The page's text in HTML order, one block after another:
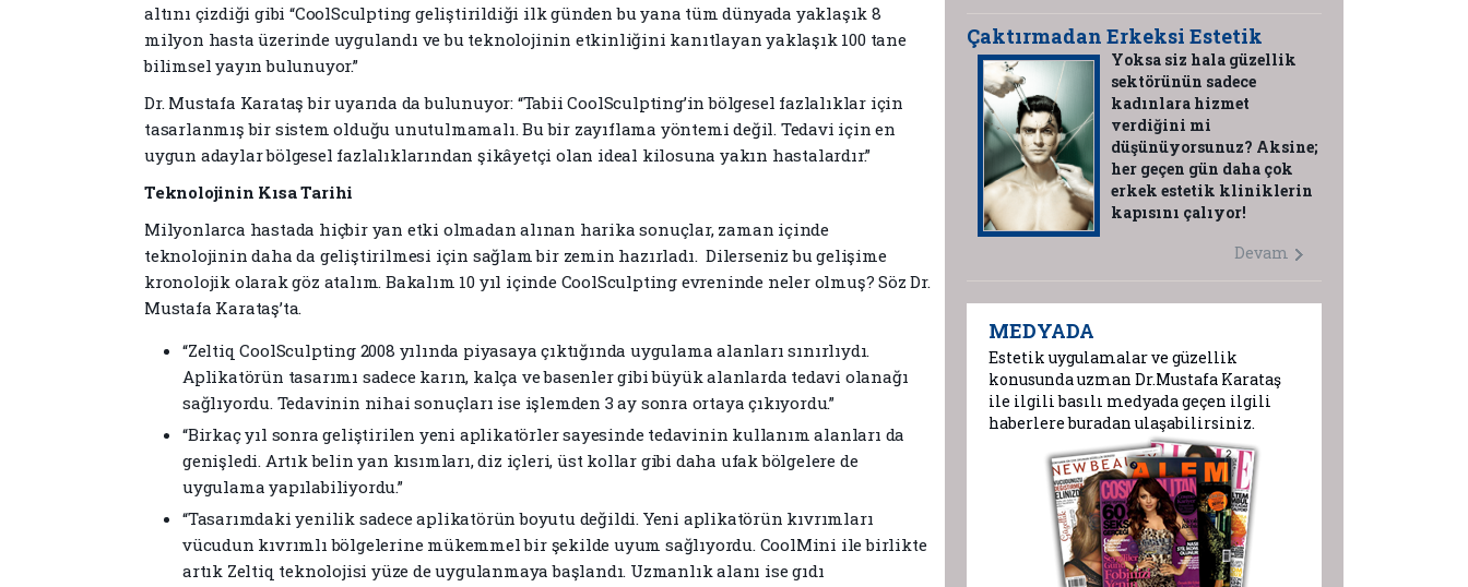
altını çizdiği gibi “CoolSculpting geliştirildiği ilk günden bu yana tüm dünyada yaklaşık 8
milyon hasta üzerinde uygulandı ve bu teknolojinin etkinliğini kanıtlayan yaklaşık 100 tane
bilimsel yayın bulunuyor.”
Dr. Mustafa Karataş bir uyarıda da bulunuyor: “Tabii CoolSculpting’in bölgesel fazlalıklar için
tasarlanmış bir sistem olduğu unutulmamalı. Bu bir zayıflama yöntemi değil. Tedavi için en
uygun adaylar bölgesel fazlalıklarından şikâyetçi olan ideal kilosuna yakın hastalardır.”
Teknolojinin Kısa Tarihi
Milyonlarca hastada hiçbir yan etki olmadan alınan harika sonuçlar, zaman içinde
teknolojinin daha da geliştirilmesi için sağlam bir zemin hazırladı. Dilerseniz bu gelişime
kronolojik olarak göz atalım. Bakalım 10 yıl içinde CoolSculpting evreninde neler olmuş? Söz Dr.
Mustafa Karataş’ta.
“Zeltiq CoolSculpting 2008 yılında piyasaya çıktığında uygulama alanları sınırlıydı.
Aplikatörün tasarımı sadece karın, kalça ve basenler gibi büyük alanlarda tedavi olanağı
sağlıyordu. Tedavinin nihai sonuçları ise işlemden 3 ay sonra ortaya çıkıyordu.”
“Birkaç yıl sonra geliştirilen yeni aplikatörler sayesinde tedavinin kullanım alanları da
genişledi. Artık belin yan kısımları, diz içleri, üst kollar gibi daha ufak bölgelere de
uygulama yapılabiliyordu.”
“Tasarımdaki yenilik sadece aplikatörün boyutu değildi. Yeni aplikatörün kıvrımları
vücudun kıvrımlı bölgelerine mükemmel bir şekilde uyum sağlıyordu. CoolMini ile birlikte
artık Zeltiq teknolojisi yüze de uygulanmaya başlandı. Uzmanlık alanı ise gıdı
Çaktırmadan Erkeksi Estetik
Yoksa siz hala güzellik
sektörünün sadece
kadınlara hizmet
verdiğini mi
düşünüyorsunuz? Aksine;
her geçen gün daha çok
erkek estetik kliniklerin
kapısını çalıyor!
Devam
MEDYADA
Estetik uygulamalar ve güzellik
konusunda uzman Dr.Mustafa Karataş
ile ilgili basılı medyada geçen ilgili
haberlere buradan ulaşabilirsiniz.